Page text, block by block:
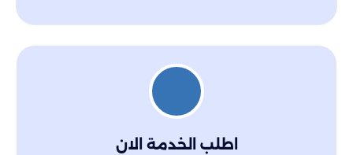
اطلب الخدمة الان